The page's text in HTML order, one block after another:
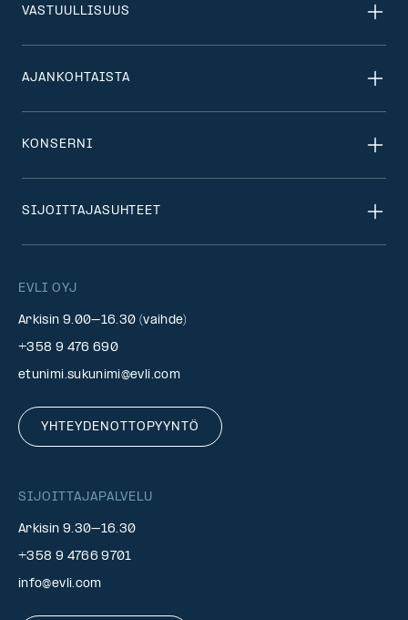
EVLI OYJ
Arkisin 9.00–16.30 (vaihde)
+358 9 476 690
etunimi.sukunimi@evli.com
YHTEYDENOTTOPYYNTÖ
SIJOITTAJAPALVELU
Arkisin 9.30–16.30
+358 9 4766 9701
info@evli.com
VASTUULLISUUS
AJANKOHTAISTA
KONSERNI
SIJOITTAJASUHTEET